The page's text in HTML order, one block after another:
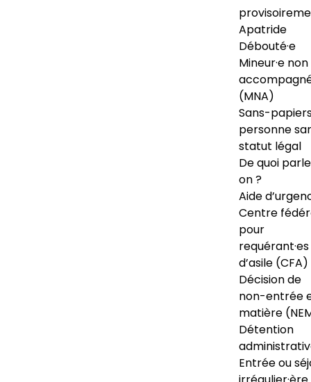
Apatride
Débouté·e
Mineur·e non
(MNA)
Sans-
personne
statut légal
De quoi
on ?
Aide
Centre
pour
requérant·es
d’asile (CFA)
Décision de
non-entrée
matière
Détention
Entrée ou